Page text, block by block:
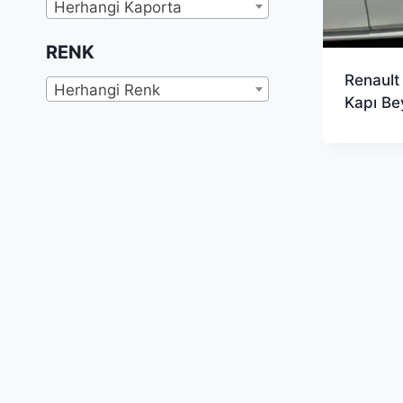
Kapı
Herhangi Kaporta
RENK
Herhangi Renk